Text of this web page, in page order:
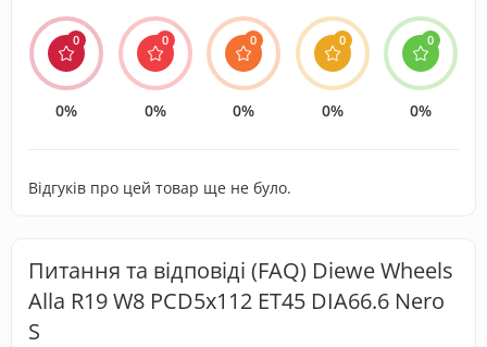
0
0%
0
0%
0
0%
0
0%
0
0%
Відгуків про цей товар ще не було.
Питання та відповіді (FAQ) Diewe Wheels
Alla R19 W8 PCD5x112 ET45 DIA66.6 Nero
S